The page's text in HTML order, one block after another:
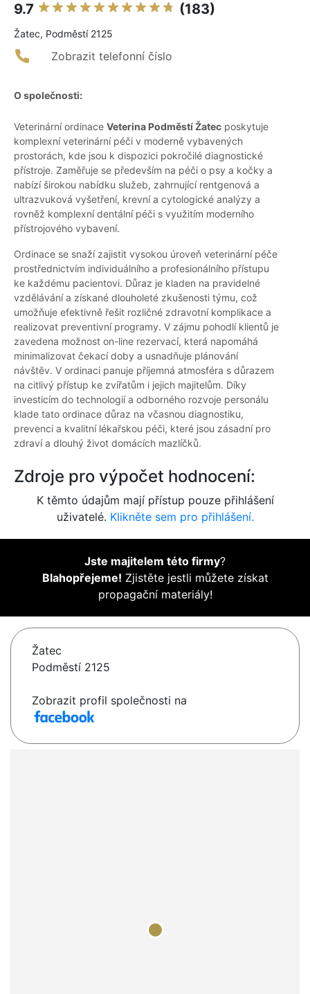
9.7 (183)
Žatec, Podměstí 2125
Zobrazit telefonní číslo
O společnosti:
Veterinární ordinace Veterina Podměstí Žatec poskytuje
komplexní veterinární péči v moderně vybavených
prostorách, kde jsou k dispozici pokročilé diagnostické
přístroje. Zaměřuje se především na péči o psy a kočky a
nabízí širokou nabídku služeb, zahrnující rentgenová a
ultrazvuková vyšetření, krevní a cytologické analýzy a
rovněž komplexní dentální péči s využitím moderního
přístrojového vybavení.
Ordinace se snaží zajistit vysokou úroveň veterinární péče
prostřednictvím individuálního a profesionálního přístupu
ke každému pacientovi. Důraz je kladen na pravidelné
vzdělávání a získané dlouholeté zkušenosti týmu, což
umožňuje efektivně řešit rozličné zdravotní komplikace a
realizovat preventivní programy. V zájmu pohodlí klientů je
zavedena možnost on-line rezervací, která napomáhá
minimalizovat čekací doby a usnadňuje plánování
návštěv. V ordinaci panuje příjemná atmosféra s důrazem
na citlivý přístup ke zvířatům i jejich majitelům. Díky
investicím do technologií a odborného rozvoje personálu
klade tato ordinace důraz na včasnou diagnostiku,
prevenci a kvalitní lékařskou péči, které jsou zásadní pro
zdraví a dlouhý život domácích mazlíčků.
Zdroje pro výpočet hodnocení:
K těmto údajům mají přístup pouze přihlášení
uživatelé. Klikněte sem pro přihlášení.
Jste majitelem této firmy?
Blahopřejeme! Zjistěte jestli můžete získat
propagační materiály!
Žatec
Podměstí 2125
Zobrazit profil společnosti na